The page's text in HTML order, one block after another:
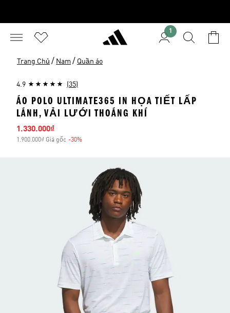
1
Trang Chủ / Nam / Quần áo
4.9 (35)
ÁO POLO ULTIMATE365 IN HỌA TIẾT LẤP
LÁNH, VẢI LƯỚI THOÁNG KHÍ
Giá bán
1.330.000₫
1.900.000₫ Giá gốc -30%